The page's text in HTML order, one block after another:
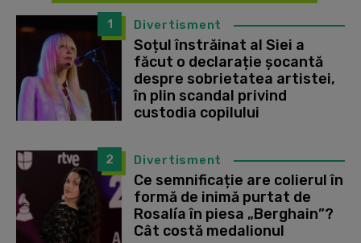
1 Divertisment
Soțul înstrăinat al Siei a
făcut o declarație șocantă
despre sobrietatea artistei,
în plin scandal privind
custodia copilului
2 Divertisment
Ce semnificație are colierul în
formă de inimă purtat de
Rosalía în piesa „Berghain”?
Cât costă medalionul